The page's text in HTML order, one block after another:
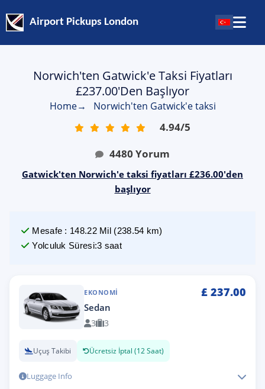
Airport Pickups London
Norwich'ten Gatwick'e Taksi Fiyatları
£237.00'den Başlıyor
Home→ Norwich'ten Gatwick'e taksi
4.94/5
4480 Yorum
Gatwick'ten Norwich'e taksi fiyatları £236.00'den
başlıyor
Mesafe : 148.22 Mil (238.54 km)
Yolculuk Süresi:3 saat
EKONOMI £ 237.00
Sedan
3 3
Uçuş Takibi Ücretsiz İptal (12 Saat)
Luggage Info